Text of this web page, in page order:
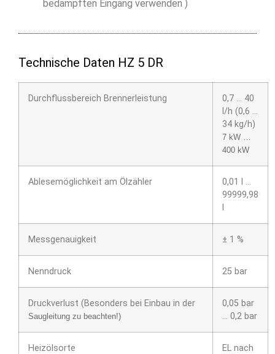
bedämpften Eingang verwenden )
Technische Daten HZ 5 DR
Durchflussbereich Brennerleistung
0,7 … 40
l/h (0,6 …
34 kg/h)
7 kW …
400 kW
Ablesemöglichkeit am Ölzähler
0,01 l …
99999,98
Messgenauigkeit ± 1 %
Nenndruck 25 bar
Druckverlust (Besonders bei Einbau in der
Saugleitung zu beachten!)
0,05 bar
… 0,2 bar
Heizölsorte
EL nach